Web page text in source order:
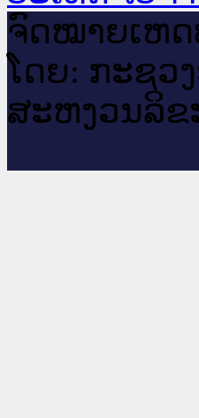
ຈົດ​ໝາຍ​ເຫດ​
ໂດຍ: ກະ​ຊວ
ສະ​ຫງວນ​ລິ​ຂ